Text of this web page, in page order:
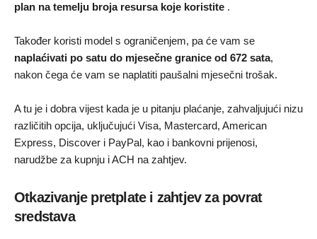
plan na temelju broja resursa koje koristite .
Također koristi model s ograničenjem, pa će vam se
naplaćivati po satu do mjesečne granice od 672 sata,
nakon čega će vam se naplatiti paušalni mjesečni trošak.
A tu je i dobra vijest kada je u pitanju plaćanje, zahvaljujući nizu
različitih opcija, uključujući Visa, Mastercard, American
Express, Discover i PayPal, kao i bankovni prijenosi,
narudžbe za kupnju i ACH na zahtjev.
Otkazivanje pretplate i zahtjev za povrat
sredstava